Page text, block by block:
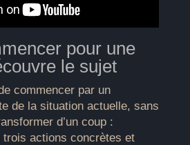
pour une
le sujet
commencer par un
de la situation actuelle, sans
d’un coup :
trois actions concrètes et